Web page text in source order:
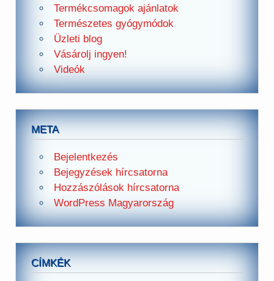
Termékcsomagok ajánlatok
Természetes gyógymódok
Üzleti blog
Vásárolj ingyen!
Videók
META
Bejelentkezés
Bejegyzések hírcsatorna
Hozzászólások hírcsatorna
WordPress Magyarország
CÍMKÉK